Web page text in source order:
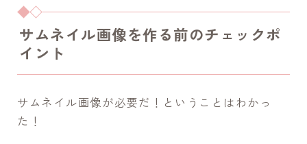
サムネイル画像を作る前のチェックポ
イント
サムネイル画像が必要だ！ということはわかっ
た！